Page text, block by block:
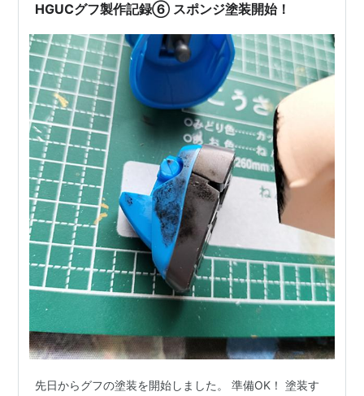
HGUCグフ製作記録⑥ スポンジ塗装開始！
先日からグフの塗装を開始しました。 準備OK！ 塗装す